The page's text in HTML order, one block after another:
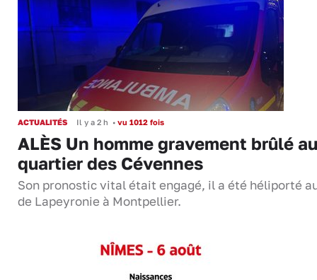
ACTUALITÉS Il y a 2 h • vu 1012 fois
ALÈS Un homme gravement brûlé au
quartier des Cévennes
Son pronostic vital était engagé, il a été héliporté
de Lapeyronie à Montpellier.